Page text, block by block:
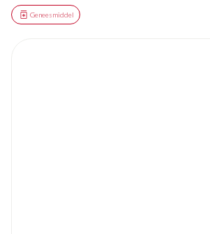
Geneesmiddel